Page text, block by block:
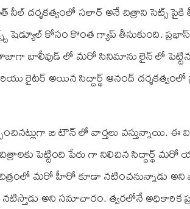
నీల్ దర్శకత్వంలో సలార్ అనే చిత్రాని సెట్స్ పైకి
షెడ్యూల్ కోసం కొంత గ్యాప్ తీసుకుంది.
బాలీవుడ్ లో మరో సినిమాను లైన్ లో
రైటర్ అయిన సిద్దార్థ్ ఆనంద్ దర్శకత్వంలో
బి టౌన్ లో వార్తలు వస్తున్నాయి.
పెట్టింది పేరు గా నిలిచిన సిద్దార్థ్ మరో
మరో హీరో కూడా నటించనున్నాడు అని
అని సమాచారం. త్వరలోనే అధికారిక